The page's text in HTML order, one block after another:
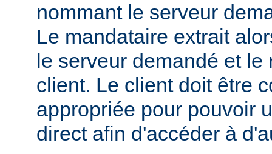
nommant le serveur
Le mandataire extrait
le serveur demandé et
client. Le client doit être
appropriée pour pouvoir
direct afin d'accéder à